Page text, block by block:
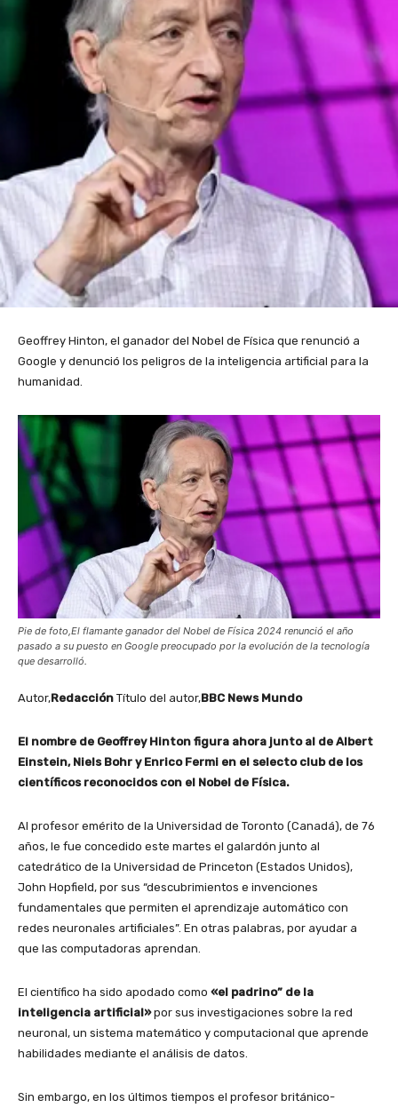
Geoffrey Hinton, el ganador del Nobel de Física que renunció a
Google y denunció los peligros de la inteligencia artificial para la
humanidad.
Pie de foto,El flamante ganador del Nobel de Física 2024 renunció el año
pasado a su puesto en Google preocupado por la evolución de la tecnología
que desarrolló.
Autor,Redacción Título del autor,BBC News Mundo
El nombre de Geoffrey Hinton figura ahora junto al de Albert
Einstein, Niels Bohr y Enrico Fermi en el selecto club de los
científicos reconocidos con el Nobel de Física.
Al profesor emérito de la Universidad de Toronto (Canadá), de 76
años, le fue concedido este martes el galardón junto al
catedrático de la Universidad de Princeton (Estados Unidos),
John Hopfield, por sus “descubrimientos e invenciones
fundamentales que permiten el aprendizaje automático con
redes neuronales artificiales”. En otras palabras, por ayudar a
que las computadoras aprendan.
El científico ha sido apodado como «el padrino” de la
inteligencia artificial»por sus investigaciones sobre la red
neuronal, un sistema matemático y computacional que aprende
habilidades mediante el análisis de datos.
Sin embargo, en los últimos tiempos el profesor británico-